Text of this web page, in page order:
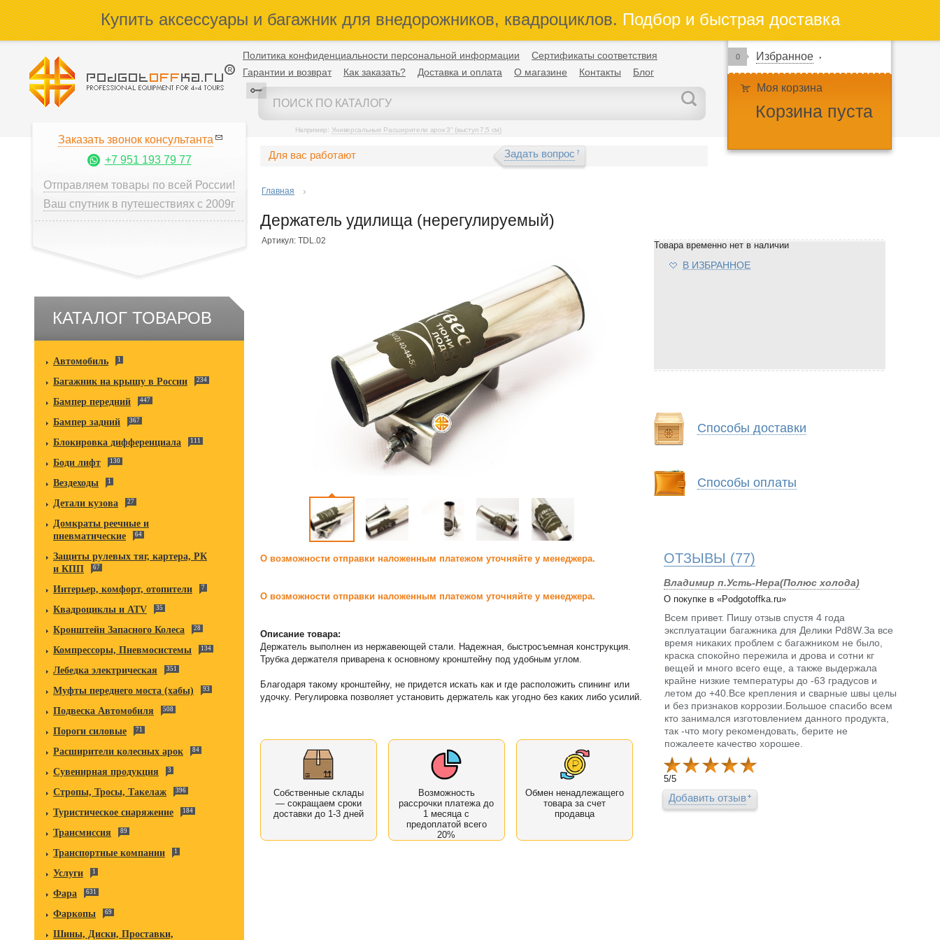
Купить аксессуары и багажник для внедорожников, квадроциклов.Подбор и быстрая доставка
Политика конфиденциальности персональной информации
Сертификаты соответствия
Гарантии и возврат
Как заказать? Доставка и оплата О магазине Контакты Блог
Например: Универсальные Расширители арок 3" (выступ 7,5 см)
0 Избранное
Моя корзина
Корзина пуста
Заказать звонок консультанта
+7 951 193 79 77
Отправляем товары по всей России!
Ваш спутник в путешествиях с 2009г
КАТАЛОГ ТОВАРОВ
Автомобиль 1
Багажник на крышу в России 234
Бампер передний 447
Бампер задний 367
Блокировка дифференциала 111
Боди лифт 130
Вездеходы 1
Детали кузова 27
Домкраты реечные и
пневматические
64
Защиты рулевых тяг, картера, РК
и КПП
67
Интерьер, комфорт, отопители 7
Квадроциклы и ATV 35
Кронштейн Запасного Колеса 28
Компрессоры, Пневмосистемы 134
Лебедка электрическая 351
Муфты переднего моста (хабы) 93
Подвеска Автомобиля 508
Пороги силовые 71
Расширители колесных арок 84
Сувенирная продукция 3
Стропы, Тросы, Такелаж 396
Туристическое снаряжение 184
Трансмиссия 89
Транспортные компании 1
Услуги 1
Фара 631
Фаркопы 69
Шины, Диски, Проставки,
Для вас работают Задать вопрос
Главная
Держатель удилища (нерегулируемый)
Артикул: TDL.02
О возможности отправки наложенным платежом уточняйте у менеджера.
О возможности отправки наложенным платежом уточняйте у менеджера.
Описание товара:
Держатель выполнен из нержавеющей стали. Надежная, быстросъемная конструкция.
Трубка держателя приварена к основному кронштейну под удобным углом.
Благодаря такому кронштейну, не придется искать как и где расположить спининг или
удочку. Регулировка позволяет установить держатель как угодно без каких либо усилий.
Собственные склады
— сокращаем сроки
доставки до 1-3 дней
Возможность
рассрочки платежа до
1 месяца с
предоплатой всего
20%
Обмен ненадлежащего
товара за счет
продавца
Товара временно нет в наличии
В ИЗБРАННОЕ
Способы доставки
Способы оплаты
ОТЗЫВЫ (77)
Владимир п.Усть-Нера(Полюс холода)
О покупке в «Podgotoffka.ru»
Всем привет. Пишу отзыв спустя 4 года
эксплуатации багажника для Делики Pd8W.За все
время никаких проблем с багажником не было,
краска спокойно пережила и дрова и сотни кг
вещей и много всего еще, а также выдержала
крайне низкие температуры до -63 градусов и
летом до +40.Все крепления и сварные швы целы
и без признаков коррозии.Большое спасибо всем
кто занимался изготовлением данного продукта,
так -что могу рекомендовать, берите не
пожалеете качество хорошее.
5/5
Добавить отзыв